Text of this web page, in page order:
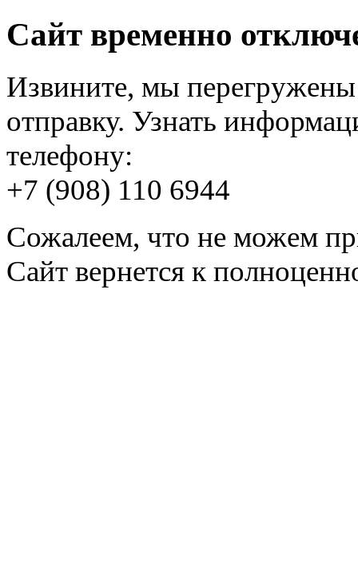
Сайт временно
Извините, мы перегружены
отправку. Узнать
телефону:
+7 (908) 110 6944
Сожалеем, что не можем
Сайт вернется к